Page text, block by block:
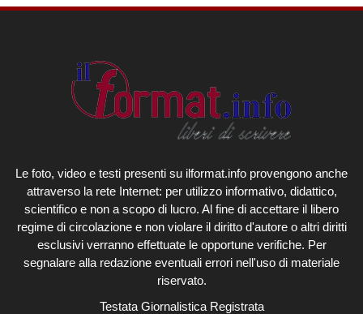
Le foto, video e testi presenti su ilformat.info provengono anche
attraverso la rete Internet: per utilizzo informativo, didattico,
scientifico e non a scopo di lucro. Al fine di accettare il libero
regime di circolazione e non violare il diritto d'autore o altri diritti
esclusivi verranno effettuate le opportune verifiche. Per
segnalare alla redazione eventuali errori nell'uso di materiale
riservato.
Testata Giornalistica Registrata